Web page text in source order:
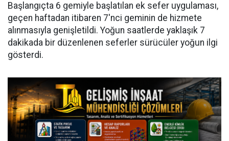
Başlangıçta 6 gemiyle başlatılan ek sefer uygulaması,
geçen haftadan itibaren 7'nci geminin de hizmete
alınmasıyla genişletildi. Yoğun saatlerde yaklaşık 7
dakikada bir düzenlenen seferler sürücüler yoğun ilgi
gösterdi.